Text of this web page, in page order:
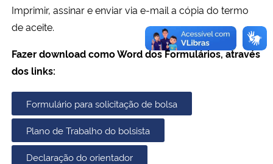
Gabinete de Segurança Institucional
Advocacia-Geral da União
Planalto
Imprimir, assinar e enviar via e-mail a cópia do termo
de aceite.
Fazer download como Word dos Formulários, através
dos links:
Formulário para solicitação de bolsa
Plano de Trabalho do bolsista
Declaração do orientador